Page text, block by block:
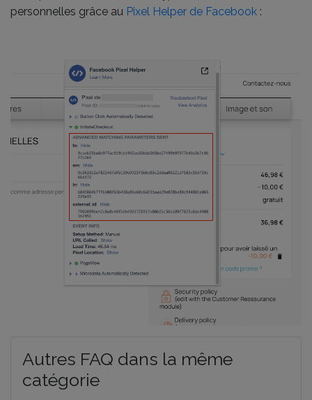
personnelles grâce au Pixel Helper de Facebook :
Autres FAQ dans la même
catégorie